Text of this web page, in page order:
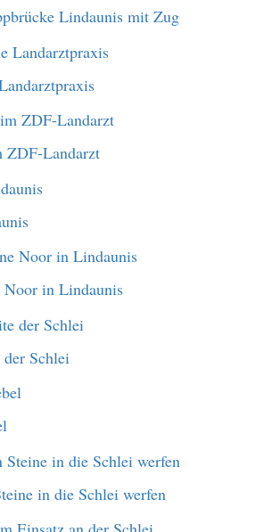
Lindaunis mit Zug
ZDF-Landarzt
Noor in Lindaunis
Schlei
in die Schlei werfen